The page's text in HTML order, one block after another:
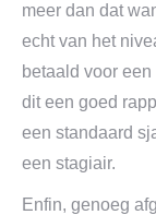
meer dan dat
echt van het
betaald voor
dit een goed
een standaard
een stagiair.
Enfin, genoeg